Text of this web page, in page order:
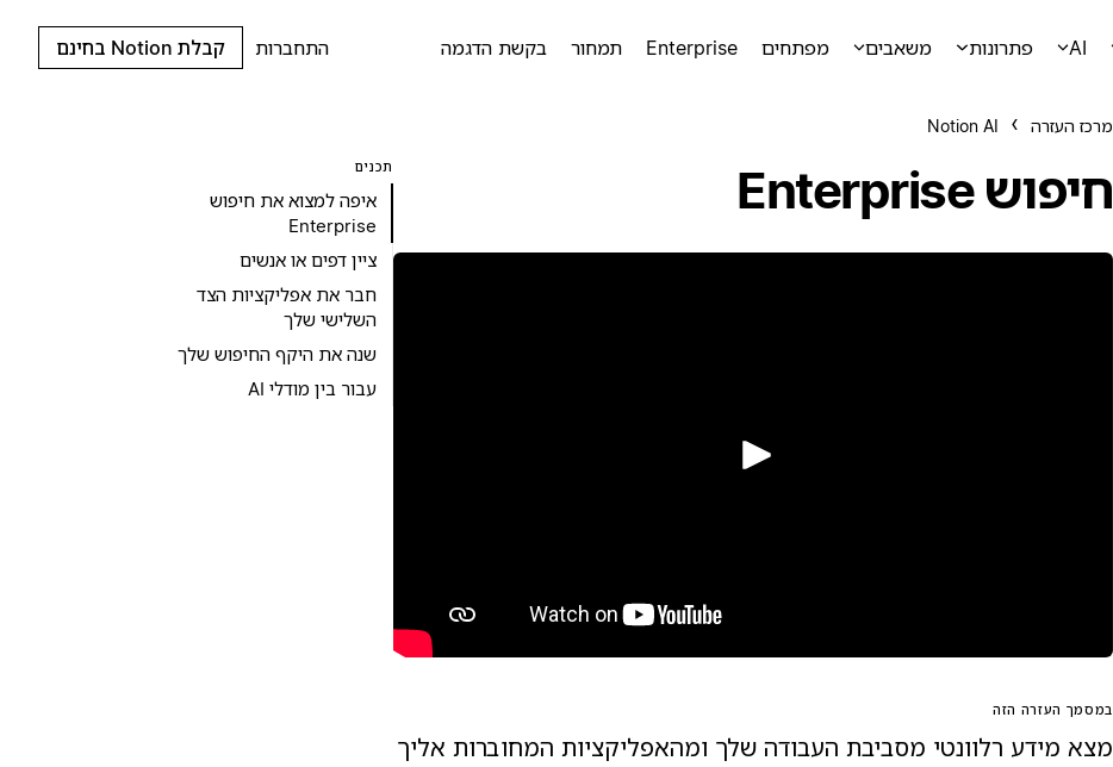
AI פתרונות משאבים מפתחים Enterprise תמחור בקשת הדגמה התחברות קבלת Notion בחינם
מרכז העזרה Notion AI
חיפוש Enterprise
הפעלה
במסמך העזרה הזה
מצא מידע רלוונטי מסביבת העבודה שלך ומהאפליקציות המחוברות אליך
תכנים
איפה למצוא את חיפוש
Enterprise
ציין דפים או אנשים
חבר את אפליקציות הצד
השלישי שלך
שנה את היקף החיפוש שלך
עבור בין מודלי AI